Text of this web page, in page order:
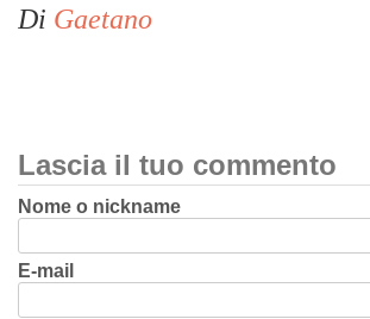
Di Gaetano
Lascia il tuo commento
Nome o nickname
E-mail